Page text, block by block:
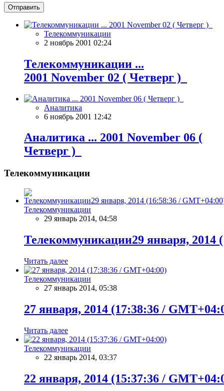
Отправить
Телекоммуникации
2 ноябрь 2001 02:24
Телекоммуникации ...
2001 November 02 ( Четверг )
Аналитика
6 ноябрь 2001 12:42
Аналитика ... 2001 November 06 (
Четверг )
Телекоммуникации
Телекоммуникации
29 январь 2014, 04:58
Телекоммуникации29 января, 2014
Читать далее
Телекоммуникации
27 январь 2014, 05:38
27 января, 2014 (17:38:36 /
Читать далее
Телекоммуникации
22 январь 2014, 03:37
22 января, 2014 (15:37:36 /